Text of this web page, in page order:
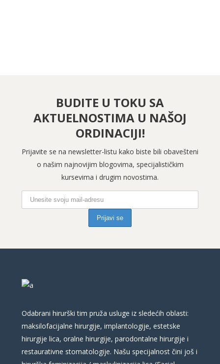
BUDITE U TOKU SA
AKTUELNOSTIMA U NAŠOJ
ORDINACIJI!
Prijavite se na newsletter-listu kako biste bili obavešteni
o našim najnovijim blogovima, specijalističkim
kursevima i drugim novostima.
Odabrani hirurški tim pruža usluge iz sledećih oblasti:
maksilofacijalne hirurgije, implantologije, estetske
hirurgije lica, oralne hirurgije, parodontalne hirurgije i
restaurativne stomatologije. Našu specijalnost čini još i